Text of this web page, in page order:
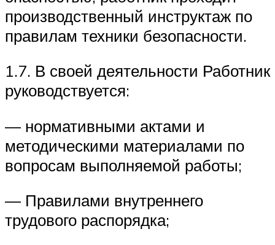
производственный инструктаж по
правилам техники безопасности.
1.7. В своей деятельности Работник
руководствуется:
— нормативными актами и
методическими материалами по
вопросам выполняемой работы;
— Правилами внутреннего
трудового распорядка;